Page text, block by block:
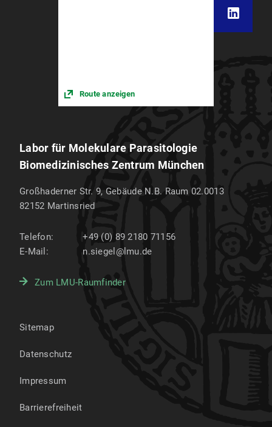
Route anzeigen
Labor für Molekulare Parasitologie
Biomedizinisches Zentrum München
Großhaderner Str. 9, Gebäude N.B. Raum 02.0013
82152 Martinsried
Telefon:
+49 (0) 89 2180 71156
E-Mail:
n.siegel@lmu.de
Zum LMU-Raumfinder
Sitemap
Datenschutz
Impressum
Barrierefreiheit